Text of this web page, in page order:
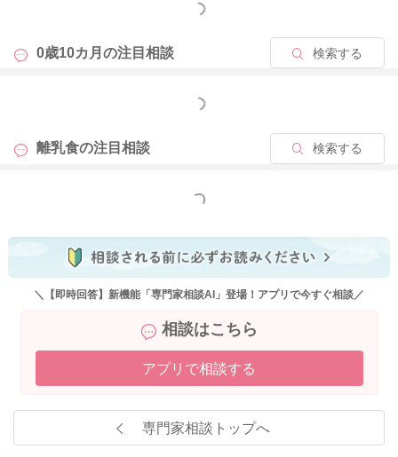
2025/5/12 10:56
もっと見る
0歳10カ月の注目相談 検索する
もっと見る
離乳食の注目相談 検索する
もっと見る
＼【即時回答】新機能「専門家相談AI」登場！アプリで今すぐ相談／
相談はこちら
アプリで相談する
専門家相談トップへ